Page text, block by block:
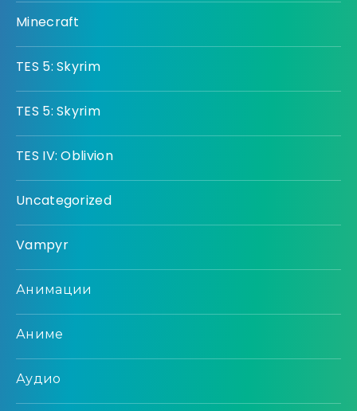
Minecraft
TES 5: Skyrim
TES 5: Skyrim
TES IV: Oblivion
Uncategorized
Vampyr
Анимации
Аниме
Аудио